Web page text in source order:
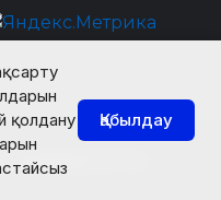
қолдану
Қабылдау
қорғалған.